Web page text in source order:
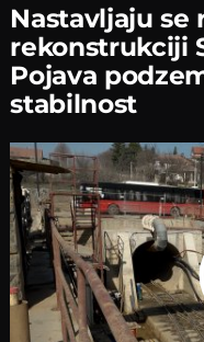
Nastavljaјu se
rekonstrukciјi
Poјava
stabilnost